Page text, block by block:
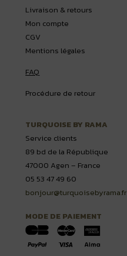
Livraison & retours
Mon compte
CGV
Mentions légales
FAQ
Procédure de retour
TURQUOISE BY RAMA
Service clients
89 bd de la République
47000 Agen – France
05 53 47 49 60
bonjour@turquoisebyrama.fr
MODE DE PAIEMENT